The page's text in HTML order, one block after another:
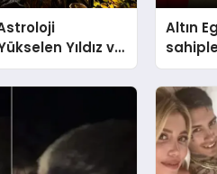
Yıldız ve
Altın